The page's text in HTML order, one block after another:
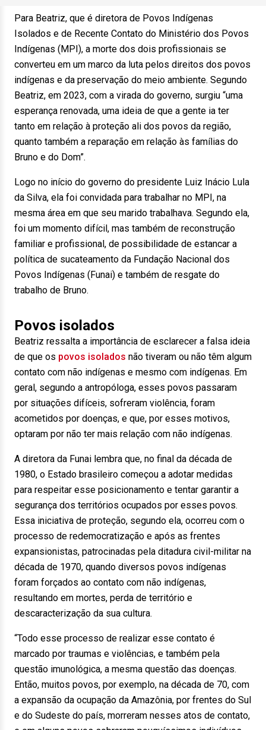
Para Beatriz, que é diretora de Povos Indígenas
Isolados e de Recente Contato do Ministério dos Povos
Indígenas (MPI), a morte dos dois profissionais se
converteu em um marco da luta pelos direitos dos povos
indígenas e da preservação do meio ambiente. Segundo
Beatriz, em 2023, com a virada do governo, surgiu “uma
esperança renovada, uma ideia de que a gente ia ter
tanto em relação à proteção ali dos povos da região,
quanto também a reparação em relação às famílias do
Bruno e do Dom”.
Logo no início do governo do presidente Luiz Inácio Lula
da Silva, ela foi convidada para trabalhar no MPI, na
mesma área em que seu marido trabalhava. Segundo ela,
foi um momento difícil, mas também de reconstrução
familiar e profissional, de possibilidade de estancar a
política de sucateamento da Fundação Nacional dos
Povos Indígenas (Funai) e também de resgate do
trabalho de Bruno.
Povos isolados
Beatriz ressalta a importância de esclarecer a falsa ideia
de que os povos isolados não tiveram ou não têm algum
contato com não indígenas e mesmo com indígenas. Em
geral, segundo a antropóloga, esses povos passaram
por situações difíceis, sofreram violência, foram
acometidos por doenças, e que, por esses motivos,
optaram por não ter mais relação com não indígenas.
A diretora da Funai lembra que, no final da década de
1980, o Estado brasileiro começou a adotar medidas
para respeitar esse posicionamento e tentar garantir a
segurança dos territórios ocupados por esses povos.
Essa iniciativa de proteção, segundo ela, ocorreu com o
processo de redemocratização e após as frentes
expansionistas, patrocinadas pela ditadura civil-militar na
década de 1970, quando diversos povos indígenas
foram forçados ao contato com não indígenas,
resultando em mortes, perda de território e
descaracterização da sua cultura.
“Todo esse processo de realizar esse contato é
marcado por traumas e violências, e também pela
questão imunológica, a mesma questão das doenças.
Então, muitos povos, por exemplo, na década de 70, com
a expansão da ocupação da Amazônia, por frentes do Sul
e do Sudeste do país, morreram nesses atos de contato,